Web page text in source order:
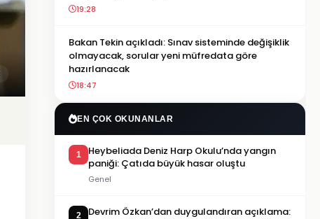
19:28
Bakan Tekin açıkladı: Sınav sisteminde değişiklik
olmayacak, sorular yeni müfredata göre
hazırlanacak
18:47
EN ÇOK OKUNANLAR
1
Heybeliada Deniz Harp Okulu’nda yangın
paniği: Çatıda büyük hasar oluştu
Genel
2
Devrim Özkan’dan duygulandıran açıklama: